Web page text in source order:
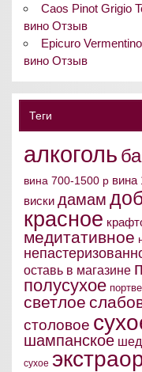
Caos Pinot Grigio
вино Отзыв
Epicuro
вино Отзыв
Теги
алкоголь
вина 700-1500 р вина
виски дамам
красное
медитативное
оставь в магазине
полусухое
светлое
столовое
шампанское
сухое